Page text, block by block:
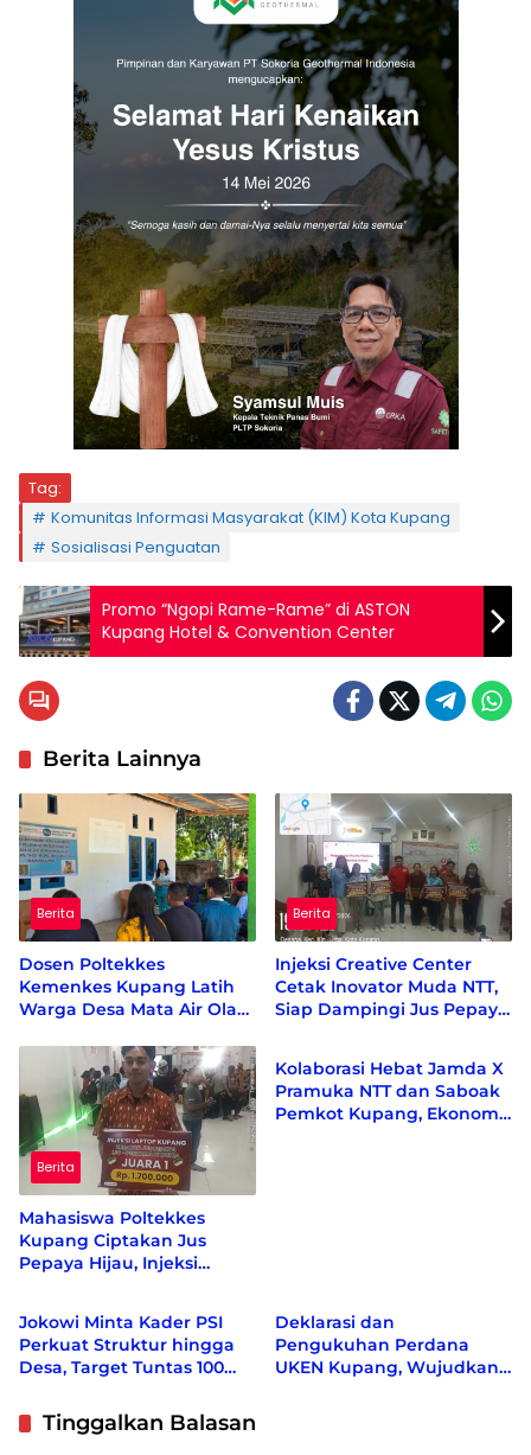
Tag:
Komunitas Informasi Masyarakat (KIM) Kota Kupang
Sosialisasi Penguatan
Promo “Ngopi Rame-Rame” di ASTON
Kupang Hotel & Convention Center
Berita Lainnya
Berita
Dosen Poltekkes
Kemenkes Kupang Latih
Warga Desa Mata Air Olah
Produk Bernilai Ekonomi
Berita
Injeksi Creative Center
Cetak Inovator Muda NTT,
Siap Dampingi Jus Pepaya
Berita
Mahasiswa Poltekkes
Kupang Ciptakan Jus
Pepaya Hijau, Injeksi
Berita
Kolaborasi Hebat Jamda X
Pramuka NTT dan Saboak
Pemkot Kupang, Ekonomi
Berita
Jokowi Minta Kader PSI
Perkuat Struktur hingga
Desa, Target Tuntas 100
2026
Deklarasi dan
Pengukuhan Perdana
UKEN Kupang, Wujudkan
Tinggalkan Balasan